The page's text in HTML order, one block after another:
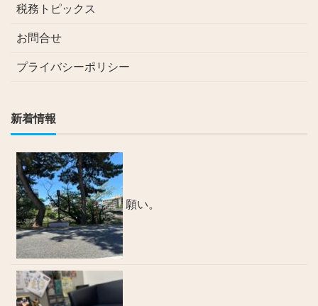
税務トピックス
お問合せ
プライバシーポリシー
新着情報
願い。